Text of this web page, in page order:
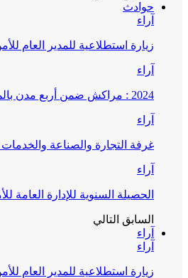
حوادث
آراء
زيارة استطلاعية للمدير العام
آراء
2024 : مراكش ضمن أربع مدن بالممكلة سجلت مامجموعه 656 قضية تتعلق بغسيل الأموال
آراء
غرفة التجارة والصناعة
آراء
الحصيلة السنوية للإدارة العامة
السابق التالي
آراء
آراء
زيارة استطلاعية للمدير العام